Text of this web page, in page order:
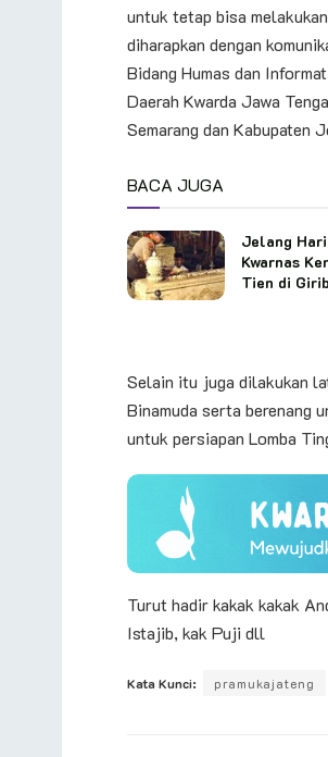
untuk tetap bisa
diharapkan dengan
Bidang Humas dan
Daerah Kwarda Jawa
Semarang dan Kabupaten
BACA JUGA
Jelang
Kwarnas
Tien di
Selain itu juga dilakukan
Binamuda serta berenang
untuk persiapan Lomba
Turut hadir kakak kakak
Istajib, kak Puji dll
Kata Kunci: pramukajateng